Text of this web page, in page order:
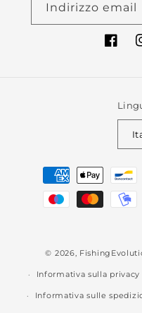
Indirizzo email
Metodi
pagamento
© 2026,
Informativa sulla privacy
Informativa sulle